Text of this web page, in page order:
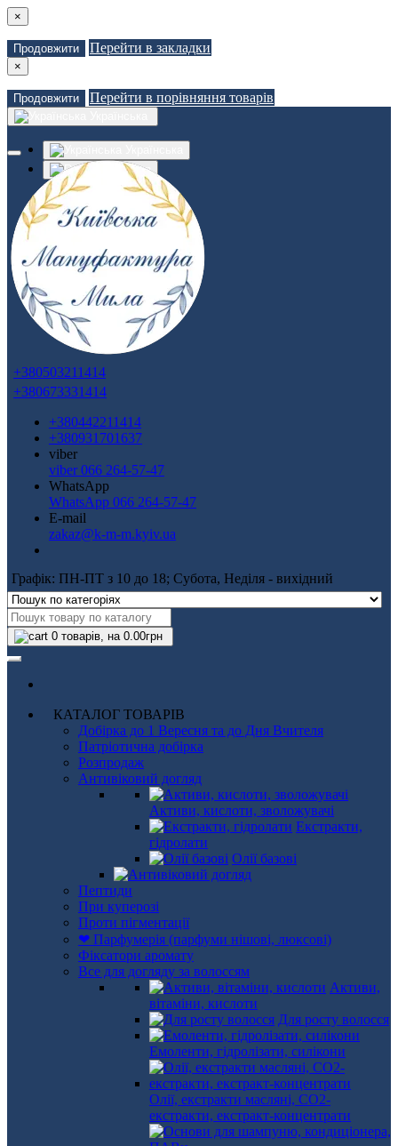
×
Продовжити Перейти в закладки
×
Продовжити Перейти в порівняння товарів
Russian
Закладки (0)
Порівняння товарів (0)
Зв'язатися з нами
Авторизація
Реєстрація
+380503211414
+380673331414
+380442211414
+380931701637
viber
viber 066 264-57-47
WhatsApp
WhatsApp 066 264-57-47
E-mail
zakaz@k-m-m.kyiv.ua
Графік: ПН-ПТ з 10 до 18; Субота, Неділя - вихідний
0 товарів, на 0.00грн
КАТАЛОГ ТОВАРІВ
Добірка до 1 Вересня та до Дня Вчителя
Патріотична добірка
Розпродаж
Антивіковий догляд
Активи, кислоти, зволожувачі
Екстракти,
гідролати
Олії базові
Пептиди
При куперозі
Проти пігментації
❤ Парфумерія (парфуми нішові, люксові)
Фіксатори аромату
Все для догляду за волоссям
Активи,
вітаміни, кислоти
Для росту волосся
Емоленти, гідролізати, силікони
Олії, екстракти масляні, СО2-
екстракти, екстракт-концентрати